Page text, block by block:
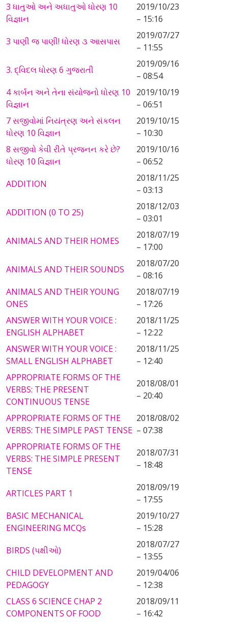
3 ધાતુઓ અને અધાતુઓ ધોરણ 10
વિજ્ઞાન
2019/10/23
– 15:16
3 પાણી જ પાણી! ધોરણ ૩ આસપાસ
2019/07/27
– 11:55
3. દ્વિદલ ધોરણ 6 ગુજરાતી
2019/09/16
– 08:54
4 કાર્બન અને તેના સંયોજનો ધોરણ 10
વિજ્ઞાન
2019/10/19
– 06:51
7 સજીવોમાં નિયંત્રણ અને સંકલન
ધોરણ 10 વિજ્ઞાન
2019/10/15
– 10:30
8 સજીવો કેવી રીતે પ્રજનન કરે છે?
ધોરણ 10 વિજ્ઞાન
2019/10/16
– 06:52
ADDITION
2018/11/25
– 03:13
ADDITION (0 TO 25)
2018/12/03
– 03:01
ANIMALS AND THEIR HOMES
2018/07/19
– 17:00
ANIMALS AND THEIR SOUNDS
2018/07/20
– 08:16
ANIMALS AND THEIR YOUNG
ONES
2018/07/19
– 17:26
ANSWER WITH YOUR VOICE :
ENGLISH ALPHABET
2018/11/25
– 12:22
ANSWER WITH YOUR VOICE :
SMALL ENGLISH ALPHABET
2018/11/25
– 12:40
APPROPRIATE FORMS OF THE
VERBS: THE PRESENT
CONTINUOUS TENSE
2018/08/01
– 20:40
APPROPRIATE FORMS OF THE
VERBS: THE SIMPLE PAST TENSE
2018/08/02
– 07:38
APPROPRIATE FORMS OF THE
VERBS: THE SIMPLE PRESENT
TENSE
2018/07/31
– 18:48
ARTICLES PART 1
2018/09/19
– 17:55
BASIC MECHANICAL
ENGINEERING MCQs
2019/10/27
– 15:28
BIRDS (પક્ષીઓ)
2018/07/27
– 13:55
CHILD DEVELOPMENT AND
PEDAGOGY
2019/04/06
– 12:38
CLASS 6 SCIENCE CHAP 2
COMPONENTS OF FOOD
2018/09/11
– 16:42